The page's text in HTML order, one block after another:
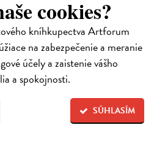
cookies?
kníhkupectva Artforum
na zabezpečenie a meranie
účely a zaistenie vášho
a spokojnosti.
SÚHLASÍM
býva so zvedavým Andrejom. Obaja sú